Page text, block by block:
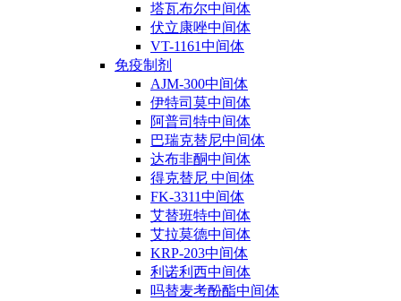
塔瓦布尔中间体
伏立康唑中间体
VT-1161中间体
免疫制剂
AJM-300中间体
伊特司莫中间体
阿普司特中间体
巴瑞克替尼中间体
达布非酮中间体
得克替尼 中间体
FK-3311中间体
艾替班特中间体
艾拉莫德中间体
KRP-203中间体
利诺利西中间体
吗替麦考酚酯中间体